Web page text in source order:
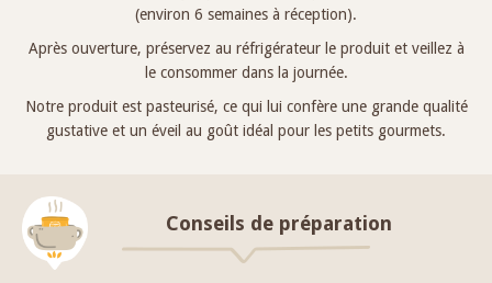
(environ 6 semaines à réception).
Après ouverture, préservez au réfrigérateur le produit et veillez à
le consommer dans la journée.
Notre produit est pasteurisé, ce qui lui confère une grande qualité
gustative et un éveil au goût idéal pour les petits gourmets.
Conseils de préparation